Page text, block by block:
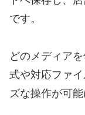
です。
どのメディア
式や対応ファ
ズな操作が可能